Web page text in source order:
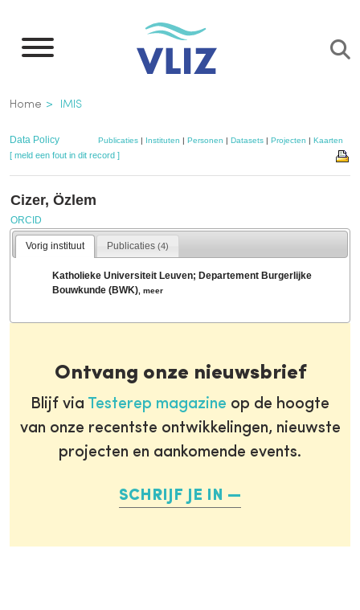
naar
inhoud
gaan
Kruimelpad
Home IMIS
Data Policy Publicaties| Instituten | Personen | Datasets| Projecten | Kaarten
[ meld een fout in dit record ]
Cizer, Özlem
ORCID
Vorig instituut Publicaties(4)
Katholieke Universiteit Leuven; Departement Burgerlijke
Bouwkunde (BWK) ,meer
Ontvang onze nieuwsbrief
Blijf via Testerep magazine op de hoogte
van onze recentste ontwikkelingen, nieuwste
projecten en aankomende events.
SCHRIJF JE IN